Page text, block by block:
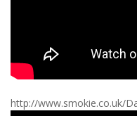
http://www.smokie.co.uk/